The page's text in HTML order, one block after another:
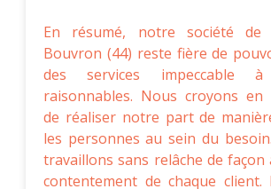
En résumé, notre société de
Bouvron (44) reste fière de
des services impeccable
raisonnables. Nous croyons en
de réaliser notre part de
les personnes au sein du
travaillons sans relâche de
contentement de chaque client.